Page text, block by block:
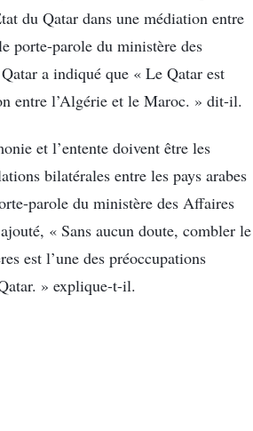
du Qatar dans une médiation entre
porte-parole du ministère des
a indiqué que « Le Qatar est
entre l’Algérie et le Maroc. » dit-il.
et l’entente doivent être les
bilatérales entre les pays arabes
parole du ministère des Affaires
« Sans aucun doute, combler le
est l’une des préoccupations
» explique-t-il.